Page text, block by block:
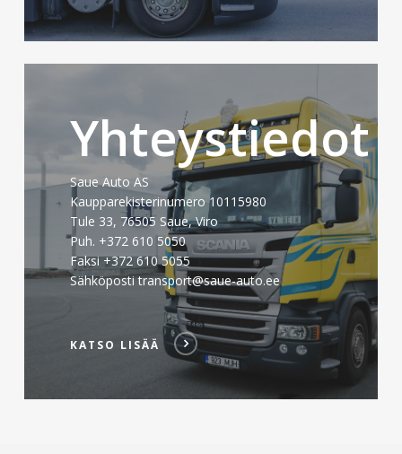
Yhteystiedot
Saue Auto AS
Kaupparekisterinumero 10115980
Tule 33, 76505 Saue, Viro
Puh. +372 610 5050
Faksi +372 610 5055
Sähköposti transport@saue-auto.ee
KATSO LISÄÄ